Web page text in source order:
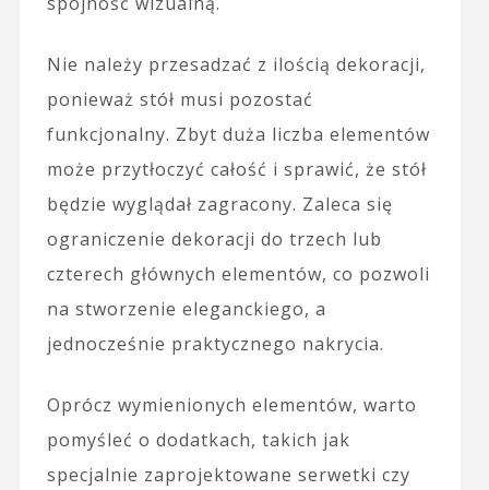
Nie należy przesadzać z ilością dekoracji,
ponieważ stół musi pozostać
funkcjonalny. Zbyt duża liczba elementów
może przytłoczyć całość i sprawić, że stół
będzie wyglądał zagracony. Zaleca się
ograniczenie dekoracji do trzech lub
czterech głównych elementów, co pozwoli
na stworzenie eleganckiego, a
jednocześnie praktycznego nakrycia.
Oprócz wymienionych elementów, warto
pomyśleć o dodatkach, takich jak
specjalnie zaprojektowane serwetki czy